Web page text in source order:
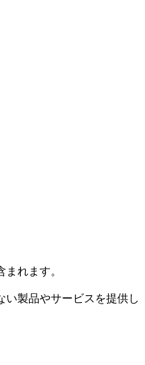
れます。
い製品やサービスを提供し